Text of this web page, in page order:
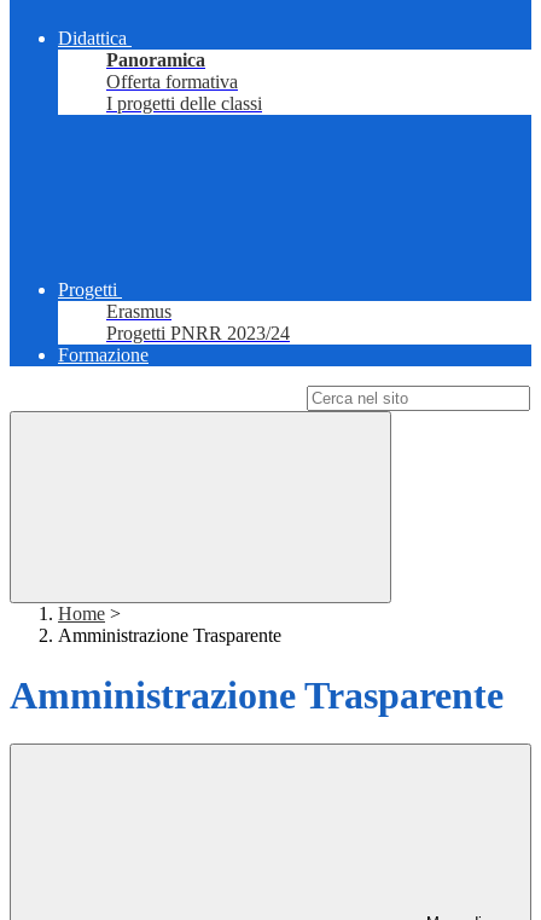
Didattica
Panoramica
Offerta formativa
I progetti delle classi
Progetti
Erasmus
Progetti PNRR 2023/24
Formazione
Home >
Amministrazione Trasparente
Amministrazione Trasparente